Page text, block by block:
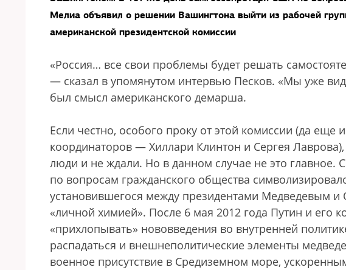
Мелиа объявил о решении Вашингтона выйти из рабочей
американской президентской комиссии
«Россия… все свои проблемы будет решать
— сказал в упомянутом интервью Песков. «Мы уже
был смысл американского демарша.
Если честно, особого проку от этой комиссии (да
координаторов — Хиллари Клинтон и Сергея
люди и не ждали. Но в данном случае не это главное.
по вопросам гражданского общества
установившегося между президентами Медведевым
«личной химией». После 6 мая 2012 года Путин и его
«прихлопывать» нововведения во внутренней
распадаться и внешнеполитические элементы
военное присутствие в Средиземном море,